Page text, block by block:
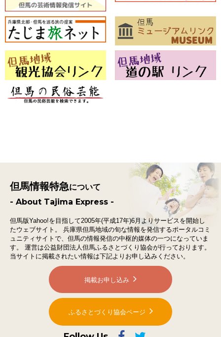
但馬情報特急について
- About Tajima Express -
但馬版Yahoo!を目指して2005年(平成17年)6月よりサービスを開始し
たウェブサイト。
兵庫県但馬地域の旬な情報を発信するポータルコミ
ュニティサイトで、 但馬の情報発信の中枢的媒体の一つになっていま
す。
運営は公益財団法人但馬ふるさとづくり協会が行っております。
当サイトに掲載されたい情報は下記よりお申し込みください。
掲載お申し込み
ふるさとづくり協会ページ